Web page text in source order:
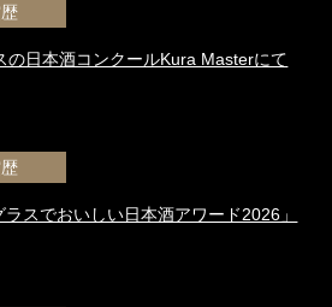
の日本酒コンクールKura Masterにて
ラスでおいしい日本酒アワード2026」